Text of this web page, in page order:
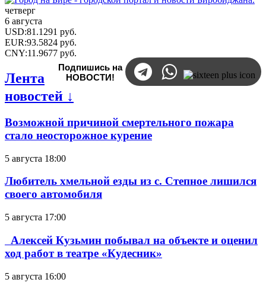
четверг
6 августа
USD:81.1291 руб.
EUR:93.5824 руб.
CNY:11.9677 руб.
Подпишись на
НОВОСТИ!
Лента
новостей ↓
Возможной причиной смертельного пожара
стало неосторожное курение
5 августа 18:00
Любитель хмельной езды из с. Степное лишился
своего автомобиля
5 августа 17:00
Алексей Кузьмин побывал на объекте и оценил
ход работ в театре «Кудесник»
5 августа 16:00